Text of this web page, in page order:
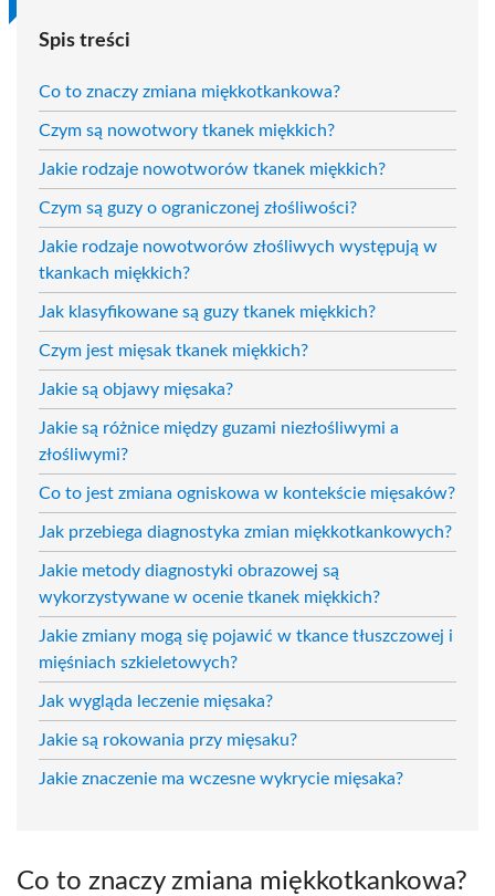
Spis treści
Co to znaczy zmiana miękkotkankowa?
Czym są nowotwory tkanek miękkich?
Jakie rodzaje nowotworów tkanek miękkich?
Czym są guzy o ograniczonej złośliwości?
Jakie rodzaje nowotworów złośliwych występują w
tkankach miękkich?
Jak klasyfikowane są guzy tkanek miękkich?
Czym jest mięsak tkanek miękkich?
Jakie są objawy mięsaka?
Jakie są różnice między guzami niezłośliwymi a
złośliwymi?
Co to jest zmiana ogniskowa w kontekście mięsaków?
Jak przebiega diagnostyka zmian miękkotkankowych?
Jakie metody diagnostyki obrazowej są
wykorzystywane w ocenie tkanek miękkich?
Jakie zmiany mogą się pojawić w tkance tłuszczowej i
mięśniach szkieletowych?
Jak wygląda leczenie mięsaka?
Jakie są rokowania przy mięsaku?
Jakie znaczenie ma wczesne wykrycie mięsaka?
Co to znaczy zmiana miękkotkankowa?